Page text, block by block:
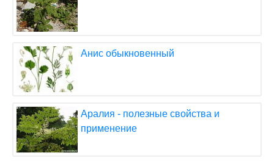
Анис обыкновенный
Аралия - полезные свойства и
применение